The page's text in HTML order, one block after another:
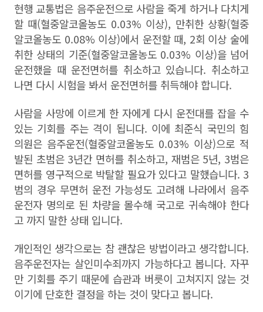
현행 교통법은 음주운전으로 사람을 죽게 하거나 다치게
할 때(혈중알코올농도 0.03% 이상), 만취한 상황(혈중
알코올농도 0.08% 이상)에서 운전할 때, 2회 이상 술에
취한 상태의 기준(혈중알코올농도 0.03% 이상)을 넘어
운전했을 때 운전면허를 취소하고 있습니다. 취소하고
나면 다시 시험을 봐서 운전면허를 취득해야 합니다.
사람을 사망에 이르게 한 자에게 다시 운전대를 잡을 수
있는 기회를 주는 격이 됩니다. 이에 최준식 국민의 힘
의원은 음주운전(혈중알코올농도 0.03% 이상)으로 적
발된 초범은 3년간 면허를 취소하고, 재범은 5년, 3범은
면허를 영구적으로 박탈할 필요가 있다고 말했습니다. 3
범의 경우 무면허 운전 가능성도 고려해 나라에서 음주
운전자 명의로 된 차량을 몰수해 국고로 귀속해야 한다
고 까지 말한 상태 입니다.
개인적인 생각으로는 참 괜찮은 방법이라고 생각합니다.
음주운전자는 살인미수죄까지 가능하다고 봅니다. 자꾸
만 기회를 주기 때문에 습관과 버릇이 고쳐지지 않는 것
이기에 단호한 결정을 하는 것이 맞다고 봅니다.